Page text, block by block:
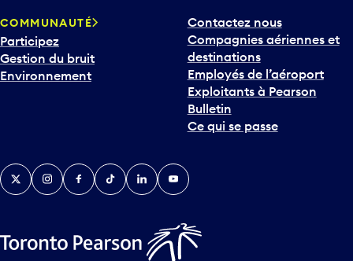
COMMUNAUTÉ
Participez
Gestion du bruit
Environnement
Contactez nous
Compagnies aériennes et
destinations
Employés de l’aéroport
Exploitants à Pearson
Bulletin
Ce qui se passe
TwitterInstagramFacebook
TikTokLinkedInYouTube